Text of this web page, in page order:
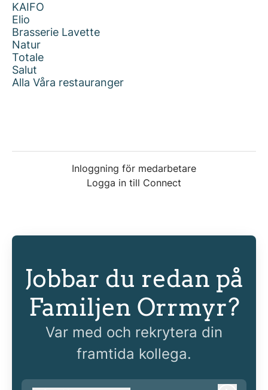
KAIFO
Elio
Brasserie Lavette
Natur
Totale
Salut
Alla Våra restauranger
Inloggning för medarbetare
Logga in till Connect
Jobbar du redan på
Familjen Orrmyr?
Var med och rekrytera din
framtida kollega.